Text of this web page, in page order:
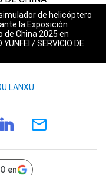
de helicóptero
la Exposición
China 2025 en
/ SERVICIO DE
LANXU
en